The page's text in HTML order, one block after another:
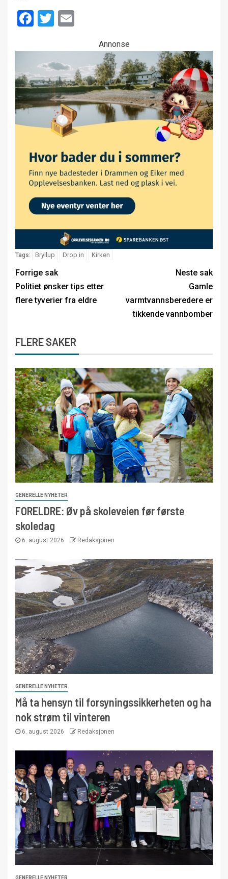
Facebook
Twitter
Annonse
Tags: Bryllup Drop in Kirken
Forrige sak
Politiet ønsker tips etter
flere tyverier fra eldre
Neste sak
Gamle
varmtvannsberedere er
tikkende vannbomber
FLERE SAKER
GENERELLE NYHETER
FORELDRE: Øv på skoleveien før første
skoledag
6. august 2026 Redaksjonen
GENERELLE NYHETER
Må ta hensyn til forsyningssikkerheten og ha
nok strøm til vinteren
6. august 2026 Redaksjonen
GENERELLE NYHETER